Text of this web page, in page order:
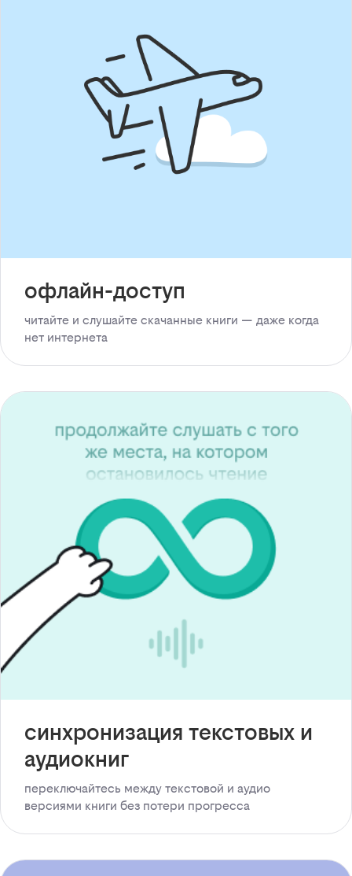
офлайн-доступ
читайте и слушайте скачанные книги — даже когда
нет интернета
синхронизация текстовых и
аудиокниг
переключайтесь между текстовой и аудио
версиями книги без потери прогресса